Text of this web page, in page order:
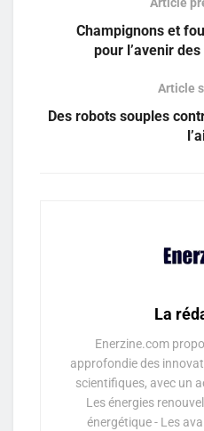
Champignons et
pour l’avenir
Article
Des robots souples
La
Enerzine.com
approfondie des
scientifiques, avec un
Les énergies
énergétique - Les